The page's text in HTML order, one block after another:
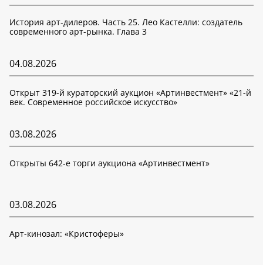
История арт-дилеров. Часть 25. Лео Кастелли: создатель
современного арт-рынка. Глава 3
04.08.2026
Открыт 319-й кураторский аукцион «Артинвестмент» «21-й
век. Современное российское искусство»
03.08.2026
Открыты 642-е торги аукциона «Артинвестмент»
03.08.2026
Арт-кинозал: «Кристоферы»